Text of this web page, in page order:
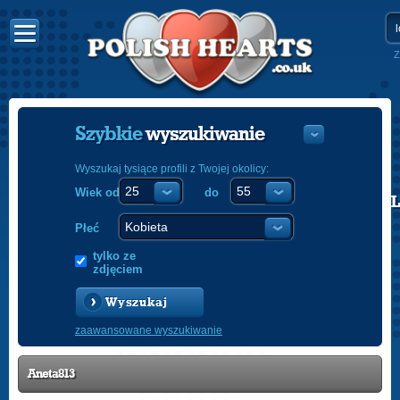
POLISH
Szybkiewyszukiwanie
Wyszukaj tysiące profili z Twojej okolicy:
Wiek od do
Płeć
tylko ze
zdjęciem
Wyszukaj
zaawansowane wyszukiwanie
Aneta813